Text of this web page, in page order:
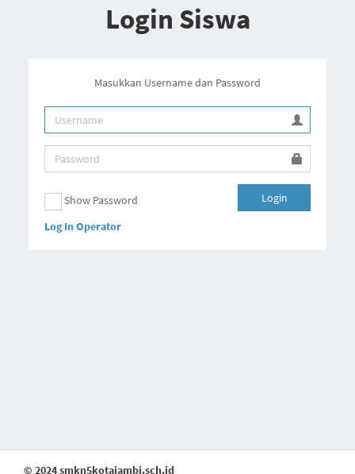
Login Siswa
Masukkan Username dan Password
Show Password
Log In Operator
Login
© 2024 smkn5kotajambi.sch.id